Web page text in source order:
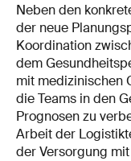
Neben den
der neue
Koordination
dem
mit medizinischen
die Teams in den
Prognosen zu
Arbeit der
der Versorgung